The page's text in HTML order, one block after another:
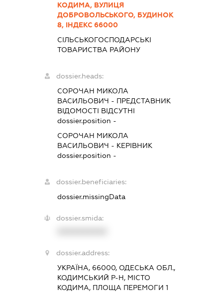
КОДИМА, ВУЛИЦЯ
ДОБРОВОЛЬСЬКОГО, БУДИНОК
8, ІНДЕКС 66000
СІЛЬСЬКОГОСПОДАРСЬКІ
ТОВАРИСТВА РАЙОНУ
dossier.heads:
СОРОЧАН МИКОЛА
ВАСИЛЬОВИЧ - ПРЕДСТАВНИК
ВІДОМОСТІ ВІДСУТНІ
dossier.position -
СОРОЧАН МИКОЛА
ВАСИЛЬОВИЧ - КЕРІВНИК
dossier.position -
dossier.beneficiaries:
dossier.missingData
dossier.smida:
dossier.address:
УКРАЇНА, 66000, ОДЕСЬКА ОБЛ.,
КОДИМСЬКИЙ Р-Н, МІСТО
КОДИМА, ПЛОЩА ПЕРЕМОГИ 1